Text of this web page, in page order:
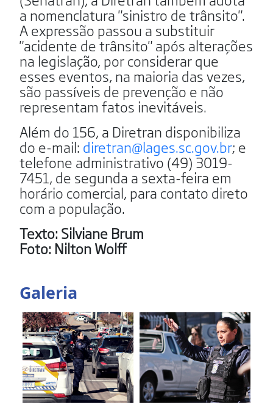
a nomenclatura "sinistro de trânsito".
A expressão passou a substituir
"acidente de trânsito" após alterações
na legislação, por considerar que
esses eventos, na maioria das vezes,
são passíveis de prevenção e não
representam fatos inevitáveis.
Além do 156, a Diretran disponibiliza
do e-mail: diretran@lages.sc.gov.br; e
telefone administrativo (49) 3019-
7451, de segunda a sexta-feira em
horário comercial, para contato direto
com a população.
Texto: Silviane Brum
Foto: Nilton Wolff
Galeria